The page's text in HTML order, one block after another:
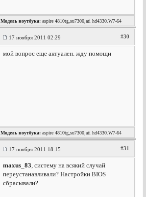
Модель ноутбука: aspire 4810tg,su7300,ati hd4330.W7-64
17 ноября 2011 02:29 #30
мой вопрос еще актуален. жду помощи
Модель ноутбука: aspire 4810tg,su7300,ati hd4330.W7-64
17 ноября 2011 18:15 #31
maxus_83, систему на всякий случай
переустанавливали? Настройки BIOS
сбрасывали?